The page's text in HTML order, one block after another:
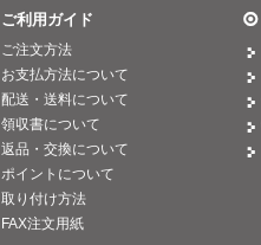
ご利用ガイド
ご注文方法
お支払方法について
配送・送料について
領収書について
返品・交換について
ポイントについて
取り付け方法
FAX注文用紙